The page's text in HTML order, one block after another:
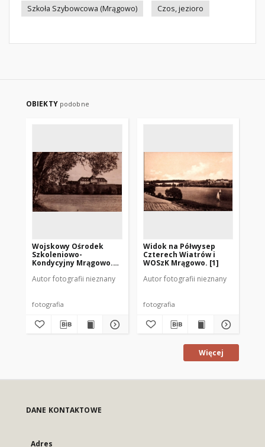
Szkoła Szybowcowa (Mrągowo)
Czos, jezioro
OBIEKTY podobne
Wojskowy Ośrodek
Szkoleniowo-
Kondycyjny Mrągowo.
Autor fotografii nieznany
fotografia
Widok na Półwysep
Czterech Wiatrów i
WOSzK Mrągowo. [1]
Autor fotografii nieznany
fotografia
Więcej
DANE KONTAKTOWE
Adres